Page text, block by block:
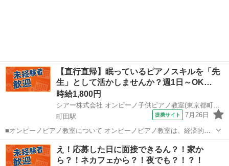
【直行直帰】眠っているピアノスキルを「先
生」として活かしませんか？週1日～OK…
時給1,800円
シアー株式会社 オンピーノ子供ピアノ教室(東京都町田市)
町田駅
提携サイト 7月26日
■オンピーノピアノ教室について オンピーノピアノ教室は、経済的な
事情に左右されることなく、すべての子どもたちが平等に音楽を学べ
る場所をつくりたい!という想いから生まれました。 出張レッスンとい
う形を採用することで、 「近...
東京 町田市 町田駅 インストラクター
え！応募した日に面接できるん？！家か
ら？！ネカフェから？！夜でも？！？！